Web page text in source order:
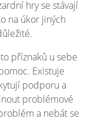
hry se stávají
na úkor jiných
příznaků u sebe
Existuje
podporu a
problémové
a nebát se